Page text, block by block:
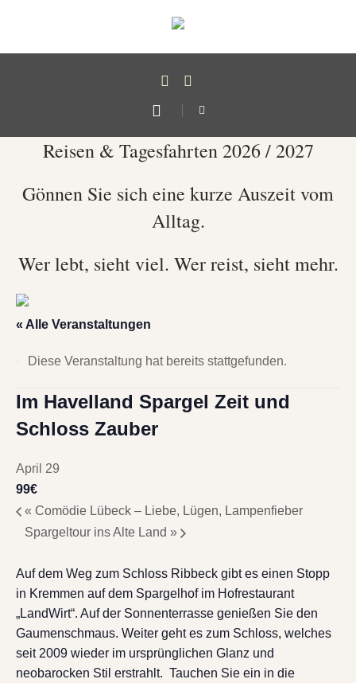
Reisen & Tagesfahrten 2026 / 2027
Gönnen Sie sich eine kurze Auszeit vom
Alltag.
Wer lebt, sieht viel. Wer reist, sieht mehr.
« Alle Veranstaltungen
Diese Veranstaltung hat bereits stattgefunden.
Im Havelland Spargel Zeit und
Schloss Zauber
April 29
99€
« Comödie Lübeck – Liebe, Lügen, Lampenfieber
Spargeltour ins Alte Land »
Auf dem Weg zum Schloss Ribbeck gibt es einen Stopp
in Kremmen auf dem Spargelhof im Hofrestaurant
„LandWirt“. Auf der Sonnenterrasse genießen Sie den
Gaumenschmaus. Weiter geht es zum Schloss, welches
seit 2009 wieder im ursprünglichen Glanz und
neobarocken Stil erstrahlt. Tauchen Sie ein in die